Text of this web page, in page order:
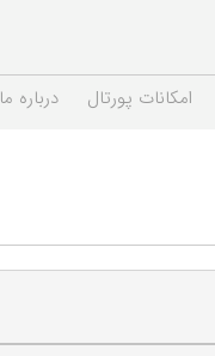
امکانات پورتال درباره ما